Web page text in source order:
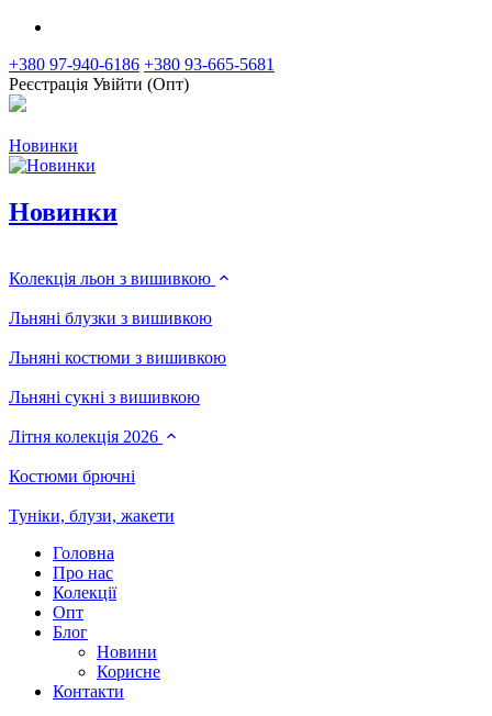
+380 97-940-6186 +380 93-665-5681
Реєстрація Увійти (Опт)
Новинки
Новинки
Колекція льон з вишивкою
Льняні блузки з вишивкою
Льняні костюми з вишивкою
Льняні сукні з вишивкою
Літня колекція 2026
Костюми брючні
Туніки, блузи, жакети
Головна
Про нас
Колекції
Опт
Блог
Новини
Корисне
Контакти